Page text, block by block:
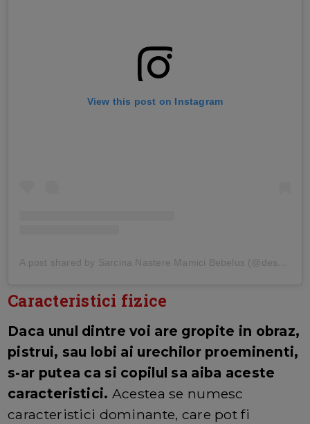
View this post on Instagram
A post shared by Sarcina Nastere Mamici Bebelus (@desprecopii)
Caracteristici fizice
Daca unul dintre voi are gropite in obraz,
pistrui, sau lobi ai urechilor proeminenti,
s-ar putea ca si copilul sa aiba aceste
caracteristici. Acestea se numesc
caracteristici dominante, care pot fi